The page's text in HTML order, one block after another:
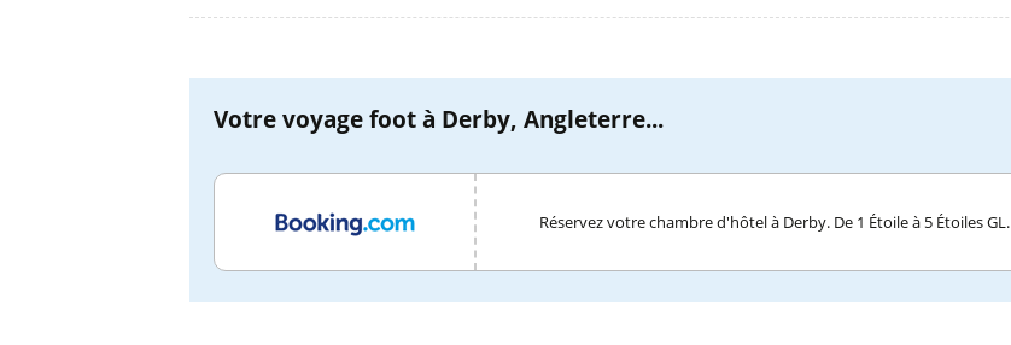
Votre voyage foot à Derby, Angleterre...
Réservez votre chambre d'hôtel à Derby. De 1 Étoile à 5 Étoiles GL.